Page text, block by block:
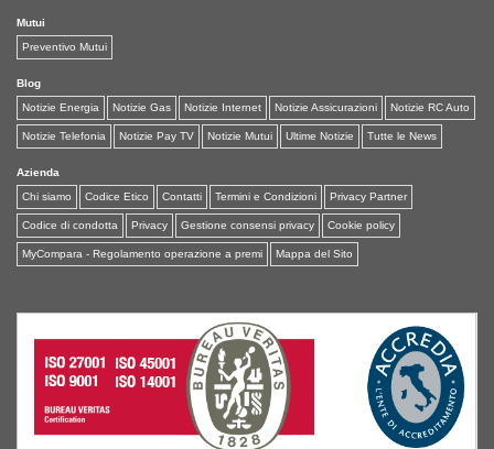
Mutui
Preventivo Mutui
Blog
Notizie Energia
Notizie Gas Notizie Internet Notizie Assicurazioni Notizie RC Auto
Notizie Telefonia Notizie Pay TV Notizie Mutui Ultime Notizie Tutte le News
Azienda
Chi siamo
Codice Etico Contatti Termini e Condizioni Privacy Partner
Codice di condotta Privacy Gestione consensi privacy Cookie policy
MyCompara - Regolamento operazione a premi Mappa del Sito